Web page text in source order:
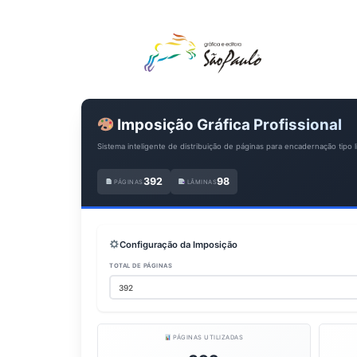
Imposição Gráfica Profissional
Sistema inteligente de distribuição de páginas para encadernação tipo
PÁGINAS392 LÂMINAS98
Configuração da Imposição
TOTAL DE PÁGINAS
PÁGINAS UTILIZADAS